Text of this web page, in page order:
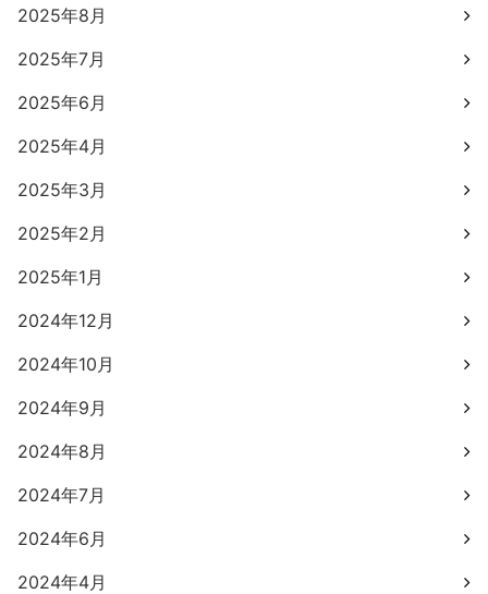
2025年8月
2025年7月
2025年6月
2025年4月
2025年3月
2025年2月
2025年1月
2024年12月
2024年10月
2024年9月
2024年8月
2024年7月
2024年6月
2024年4月